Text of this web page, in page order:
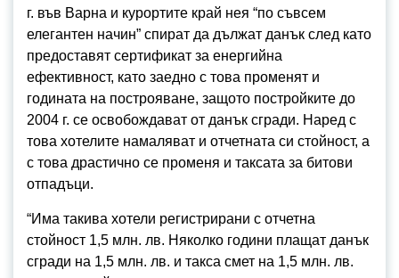
г. във Варна и курортите край нея “по съвсем
елегантен начин” спират да дължат данък след като
предоставят сертификат за енергийна
ефективност, като заедно с това променят и
годината на построяване, защото постройките до
2004 г. се освобождават от данък сгради. Наред с
това хотелите намаляват и отчетната си стойност, а
с това драстично се променя и таксата за битови
отпадъци.
“Има такива хотели регистрирани с отчетна
стойност 1,5 млн. лв. Няколко години плащат данък
сгради на 1,5 млн. лв. и такса смет на 1,5 млн. лв.